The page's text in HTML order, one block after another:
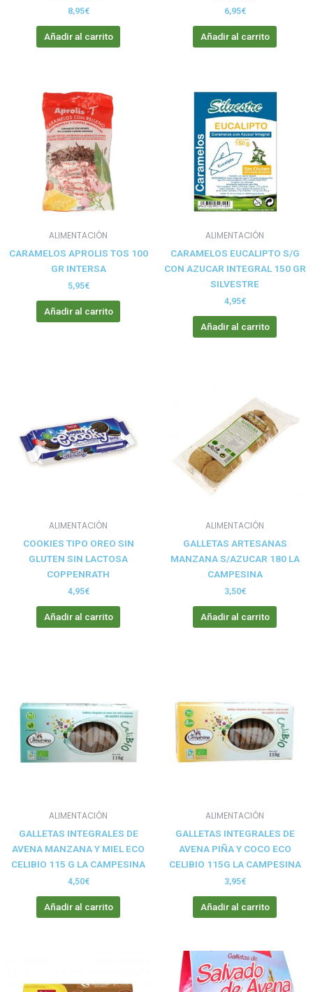
8,95€
Añadir al carrito
6,95€
Añadir al carrito
ALIMENTACIÓN
CARAMELOS APROLIS TOS 100
GR INTERSA
5,95€
Añadir al carrito
ALIMENTACIÓN
CARAMELOS EUCALIPTO S/G
CON AZUCAR INTEGRAL 150 GR
SILVESTRE
4,95€
Añadir al carrito
ALIMENTACIÓN
COOKIES TIPO OREO SIN
GLUTEN SIN LACTOSA
COPPENRATH
4,95€
Añadir al carrito
ALIMENTACIÓN
GALLETAS ARTESANAS
MANZANA S/AZUCAR 180 LA
CAMPESINA
3,50€
Añadir al carrito
ALIMENTACIÓN
GALLETAS INTEGRALES DE
AVENA MANZANA Y MIEL ECO
CELIBIO 115 G LA CAMPESINA
4,50€
Añadir al carrito
ALIMENTACIÓN
GALLETAS INTEGRALES DE
AVENA PIÑA Y COCO ECO
CELIBIO 115G LA CAMPESINA
3,95€
Añadir al carrito